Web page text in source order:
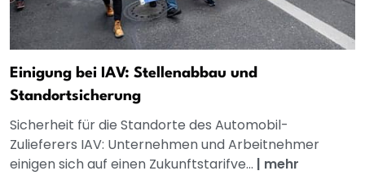
Einigung bei IAV: Stellenabbau und
Standortsicherung
Sicherheit für die Standorte des Automobil-
Zulieferers IAV: Unternehmen und Arbeitnehmer
einigen sich auf einen Zukunftstarifve... | mehr